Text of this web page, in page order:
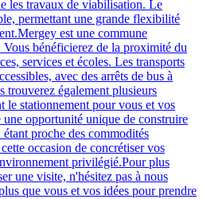
les travaux de viabilisation. Le
permettant une grande flexibilité
est une commune
Vous bénéficierez de la proximité du
services et écoles. Les transports
avec des arrêts de bus à
trouverez également plusieurs
stationnement pour vous et vos
opportunité unique de construire
proche des commodités
occasion de concrétiser vos
privilégié.Pour plus
une visite, n'hésitez pas à nous
que vous et vos idées pour prendre